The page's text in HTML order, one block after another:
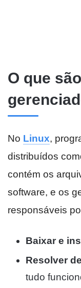
O que
No Linux,
distribuídos
contém os
software, e os
responsáveis
Baixar e
Resolver
tudo